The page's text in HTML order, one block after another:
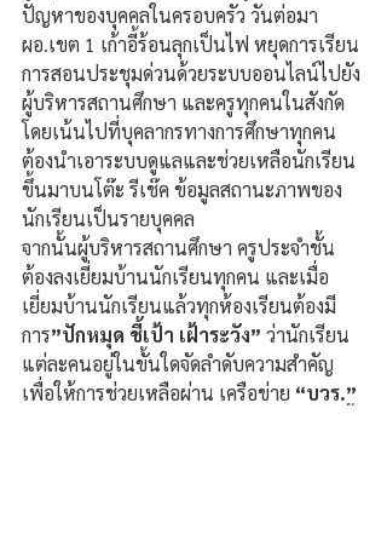
ปัญหาของบุคคลในครอบครัว วันต่อมา
ผอ.เขต 1 เก้าอี้ร้อนลุกเป็นไฟ หยุดการเรียน
การสอนประชุมด่วนด้วยระบบออนไลน์ไปยัง
ผู้บริหารสถานศึกษา และครูทุกคนในสังกัด
โดยเน้นไปที่บุคลากรทางการศึกษาทุกคน
ต้องนำเอาระบบดูแลและช่วยเหลือนักเรียน
ขึ้นมาบนโต๊ะ รีเช๊ค ข้อมูลสถานะภาพของ
นักเรียนเป็นรายบุคคล
จากนั้นผู้บริหารสถานศึกษา ครูประจำชั้น
ต้องลงเยี่ยมบ้านนักเรียนทุกคน และเมื่อ
เยี่ยมบ้านนักเรียนแล้วทุกห้องเรียนต้องมี
การ”ปักหมุด ชี้เป้า เฝ้าระวัง” ว่านักเรียน
แต่ละคนอยู่ในขั้นใดจัดลำดับความสำคัญ
เพื่อให้การช่วยเหลือผ่าน เครือข่าย “บวร.”